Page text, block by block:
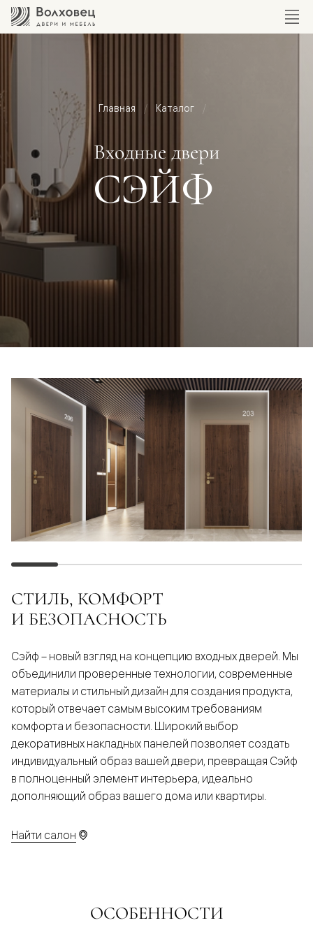
Главная Каталог
Входные двери
СЭЙФ
СТИЛЬ, КОМФОРТ
И БЕЗОПАСНОСТЬ
Сэйф – новый взгляд на концепцию входных дверей. Мы
объединили проверенные технологии, современные
материалы и стильный дизайн для создания продукта,
который отвечает самым высоким требованиям
комфорта и безопасности. Широкий выбор
декоративных накладных панелей позволяет создать
индивидуальный образ вашей двери, превращая Сэйф
в полноценный элемент интерьера, идеально
дополняющий образ вашего дома или квартиры.
Найти салон
ОСОБЕННОСТИ